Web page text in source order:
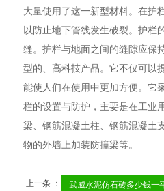
大量使用了这一新型材料。在护
以防止地下管线发生破裂。护栏
缝。护栏与地面之间的缝隙应保
型的、高科技产品。它不仅可以
能使人们在使用中更加方便。它
栏的设置与防护，主要是在工业
梁、钢筋混凝土柱、钢筋混凝土
物的外墙上加装防撞梁等。
上一条 ： 武威水泥仿石砖多少钱一